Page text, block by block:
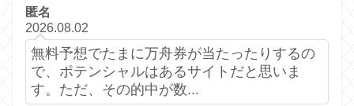
匿名
2026.08.02
無料予想でたまに万舟券が当たったりするの
で、ポテンシャルはあるサイトだと思いま
す。ただ、その的中が数...